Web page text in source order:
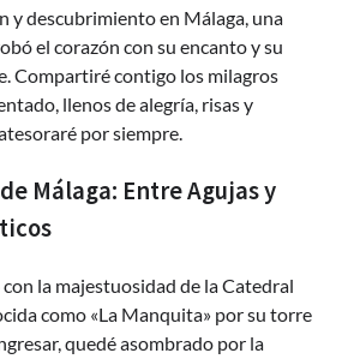
y descubrimiento en Málaga, una
el corazón con su encanto y su
Compartiré contigo los milagros
llenos de alegría, risas y
por siempre.
Málaga: Entre Agujas y
la majestuosidad de la Catedral
como «La Manquita» por su torre
quedé asombrado por la